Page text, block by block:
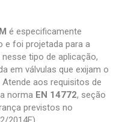
é especificamente
e foi projetada para a
tipo de aplicação,
em válvulas que exijam o
aos requisitos de
norma EN 14772, seção
previstos no